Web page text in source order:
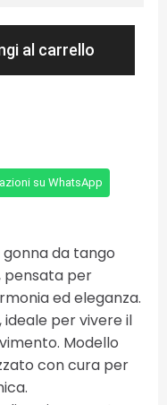
al carrello
su WhatsApp
gonna da tango
per
ed eleganza.
per vivere il
Modello
con cura per